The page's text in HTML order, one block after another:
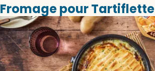
Fromage pour Tartiflette